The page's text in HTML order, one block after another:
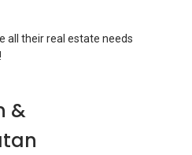
all their real estate needs
&